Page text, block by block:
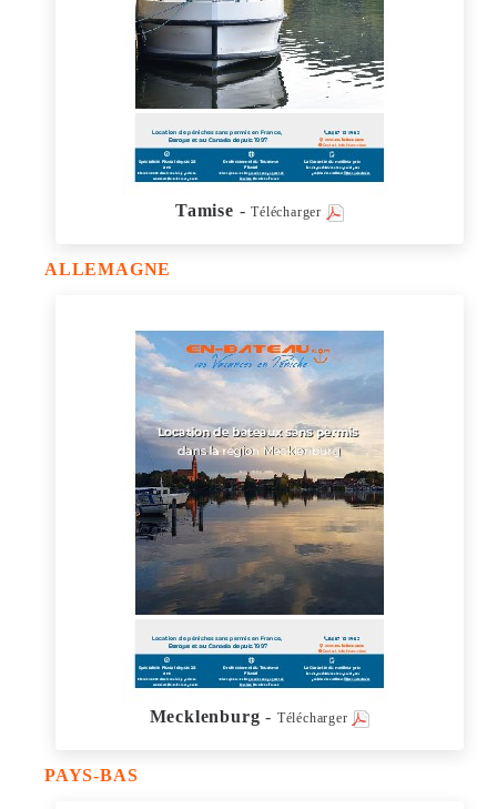
Tamise -Télécharger
ALLEMAGNE
Mecklenburg - Télécharger
PAYS-BAS